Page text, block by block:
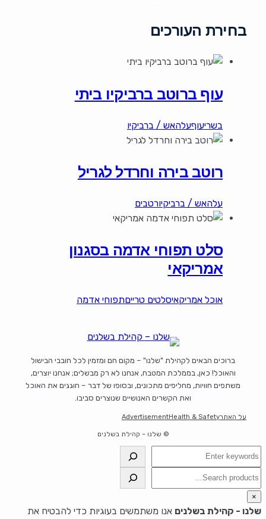
בחירת העורכים
עוף ברוטב ברביקיו ביתי
בשריעוףעלהאש / ברביקיו
רוטב בירה וחרדל לגריל
עלהאש / ברביקיורטבים
סלט תפוחי אדמה בסגנון
אמריקאי
אוכל אמריקאיסלטים טרייםתפוחי אדמה
ברוכים הבאים לקהילת "שלנו" – מקום חם ומזמין לכל חובבי הבישול
והאוכל! כאן, בממלכת המטבח, אנחנו לא רק מבשלים; אנחנו יוצרים,
משתפים חוויות, מחליפים מתכונים, ובסופו של דבר – חוגגים את האוכל
ואת הקשרים האנושיים שנוצרים סביבו.
על האתרHealth & Safety
Advertisement
© שלנו – קהילת בשלנים
חיפוש
חיפוש
×
שלנו - קהילת בשלנים אנו משתמשים בעוגיות כדי להבטיח את